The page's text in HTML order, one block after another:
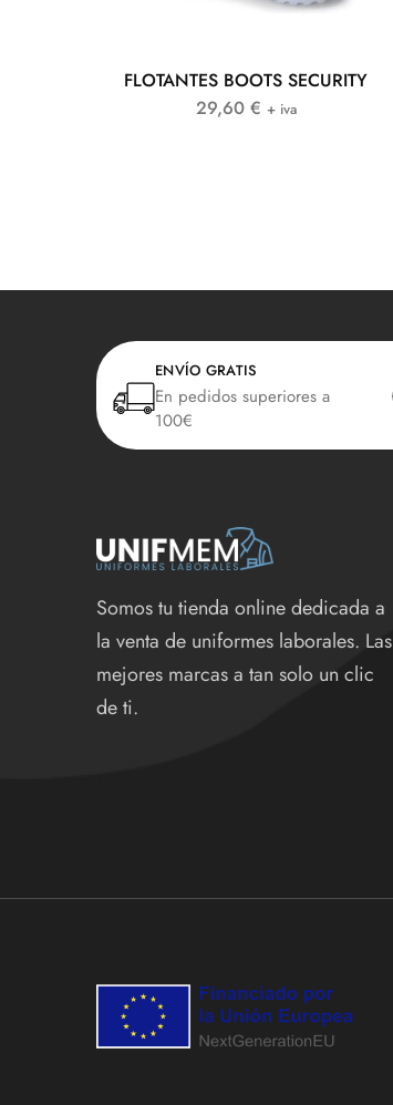
FLOTANTES BOOTS SECURITY
29,60 € + iva
ENVÍO GRATIS
En pedidos superiores a
100€
Somos tu tienda online dedicada a
la venta de uniformes laborales. Las
mejores marcas a tan solo un clic
de ti.